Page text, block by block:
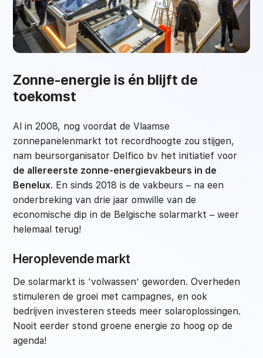
Zonne-energie is én blijft de
toekomst
Al in 2008, nog voordat de Vlaamse
zonnepanelenmarkt tot recordhoogte zou stijgen,
nam beursorganisator Delfico bv het initiatief voor
de allereerste zonne-energievakbeurs in de
Benelux. En sinds 2018 is de vakbeurs – na een
onderbreking van drie jaar omwille van de
economische dip in de Belgische solarmarkt – weer
helemaal terug!
Heroplevende markt
De solarmarkt is ‘volwassen’ geworden. Overheden
stimuleren de groei met campagnes, en ook
bedrijven investeren steeds meer solaroplossingen.
Nooit eerder stond groene energie zo hoog op de
agenda!